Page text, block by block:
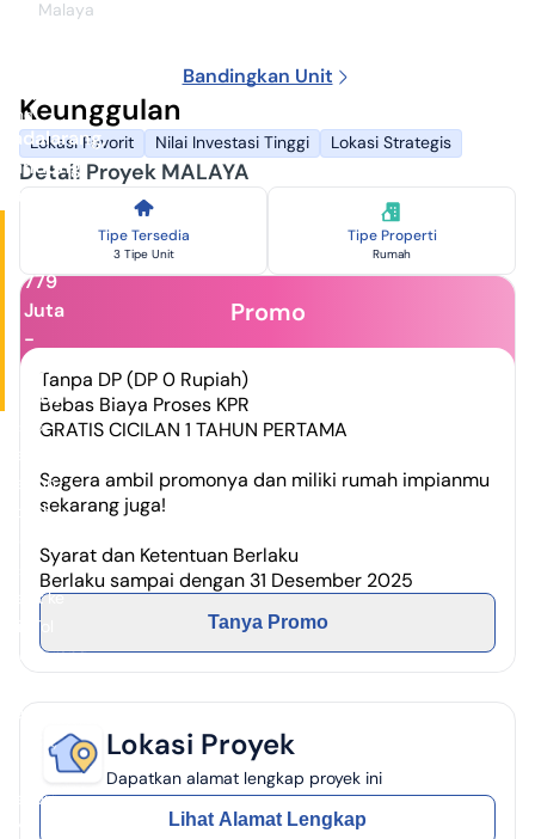
Pertiwi
Land
Padalarang,
Bandung
Barat
779
Juta
-
992
Juta
± 5
Stasiun
Woosh
± 8
menit ke
Exit Tol
Padalarang
ke BCA,
Mandiri,
CIMB
Malaya
Bandingkan Unit
Keunggulan
Lokasi Favorit Nilai Investasi Tinggi Lokasi Strategis
Detail Proyek MALAYA
Tipe Tersedia
3 Tipe Unit
Tipe Properti
Rumah
Promo
Tanpa DP (DP 0 Rupiah)
Bebas Biaya Proses KPR
GRATIS CICILAN 1 TAHUN PERTAMA
Segera ambil promonya dan miliki rumah impianmu
sekarang juga!
Syarat dan Ketentuan Berlaku
Berlaku sampai dengan 31 Desember 2025
Tanya Promo
Lokasi Proyek
Dapatkan alamat lengkap proyek ini
Lihat Alamat Lengkap